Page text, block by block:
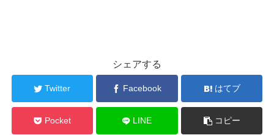
シェアする
Twitter Facebook はてブ
Pocket LINE コピー